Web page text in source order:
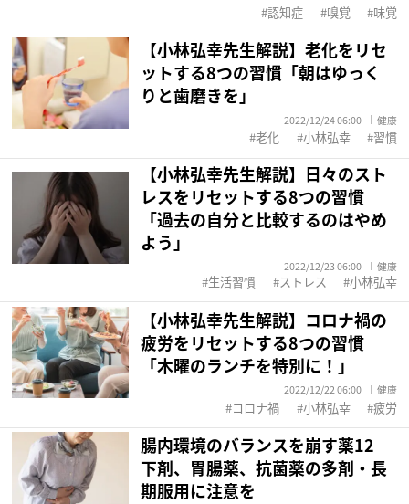
認知症 嗅覚 味覚
【小林弘幸先生解説】老化をリセ
ットする8つの習慣「朝はゆっく
りと歯磨きを」
2022/12/24 06:00 健康
老化 小林弘幸 習慣
【小林弘幸先生解説】日々のスト
レスをリセットする8つの習慣
「過去の自分と比較するのはやめ
よう」
2022/12/23 06:00 健康
生活習慣 ストレス 小林弘幸
【小林弘幸先生解説】コロナ禍の
疲労をリセットする8つの習慣
「木曜のランチを特別に！」
2022/12/22 06:00 健康
コロナ禍 小林弘幸 疲労
腸内環境のバランスを崩す薬12
下剤、胃腸薬、抗菌薬の多剤・長
期服用に注意を